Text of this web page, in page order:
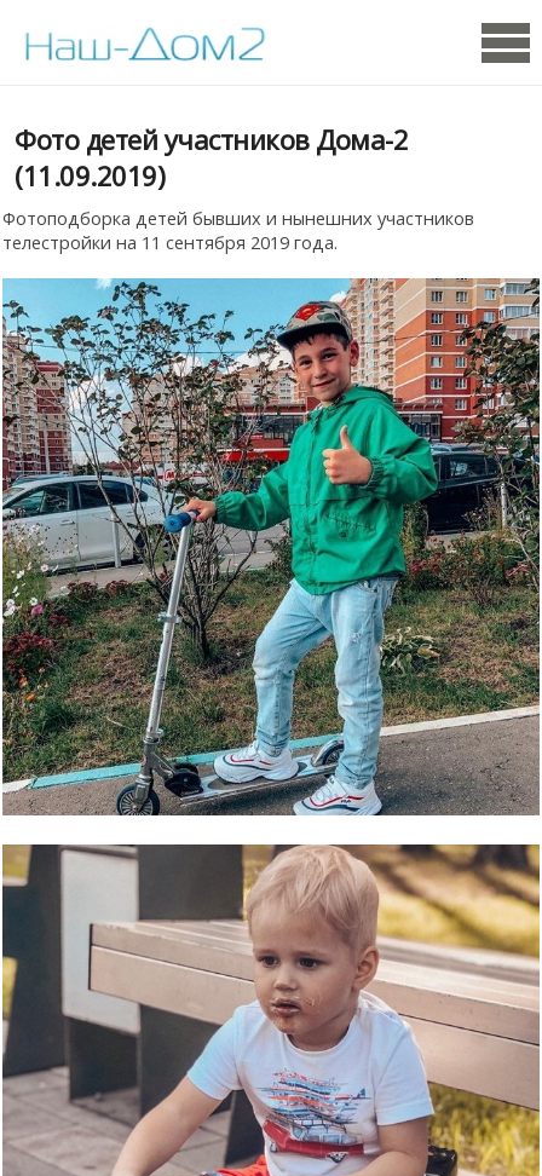
Фото детей участников Дома-2
(11.09.2019)
Фотоподборка детей бывших и нынешних участников
телестройки на 11 сентября 2019 года.